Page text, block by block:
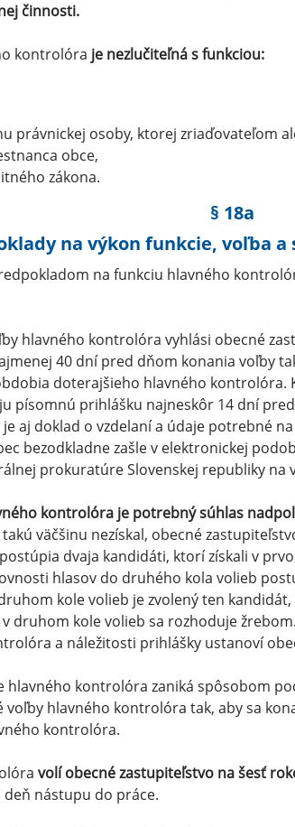
činnosti.
kontrolóra je nezlučiteľná s funkciou:
právnickej osoby, ktorej zriaďovateľom
obce,
zákona.
§ 18a
na výkon funkcie, voľba
na funkciu hlavného
hlavného kontrolóra vyhlási obecné
40 dní pred dňom konania voľby
doterajšieho hlavného
písomnú prihlášku najneskôr 14 dní
aj doklad o vzdelaní a údaje potrebné
bezodkladne zašle v elektronickej
prokuratúre Slovenskej republiky na
kontrolóra je potrebný súhlas
väčšinu nezískal, obecné
dvaja kandidáti, ktorí získali v
hlasov do druhého kola volieb
kole volieb je zvolený ten
druhom kole volieb sa rozhoduje
a náležitosti prihlášky ustanoví
hlavného kontrolóra zaniká spôsobom
voľby hlavného kontrolóra tak, aby sa
kontrolóra.
volí obecné zastupiteľstvo na šesť
nástupu do práce.